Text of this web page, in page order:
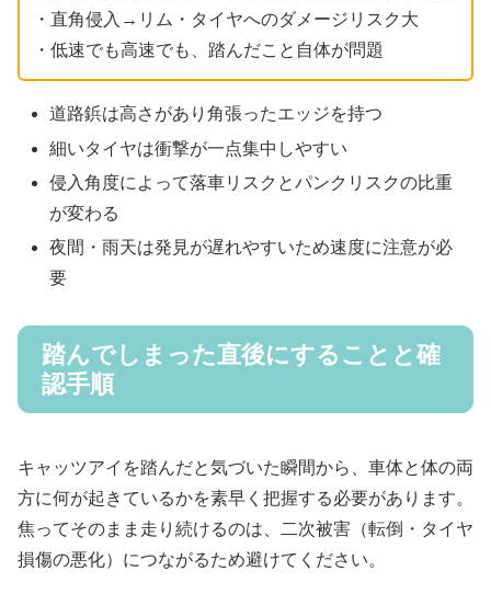
・直角侵入→リム・タイヤへのダメージリスク大
・低速でも高速でも、踏んだこと自体が問題
道路鋲は高さがあり角張ったエッジを持つ
細いタイヤは衝撃が一点集中しやすい
侵入角度によって落車リスクとパンクリスクの比重
が変わる
夜間・雨天は発見が遅れやすいため速度に注意が必
要
踏んでしまった直後にすることと確
認手順
キャッツアイを踏んだと気づいた瞬間から、車体と体の両
方に何が起きているかを素早く把握する必要があります。
焦ってそのまま走り続けるのは、二次被害（転倒・タイヤ
損傷の悪化）につながるため避けてください。